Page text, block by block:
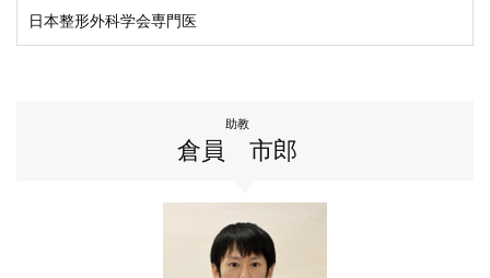
日本整形外科学会専門医
助教
倉員 市郎